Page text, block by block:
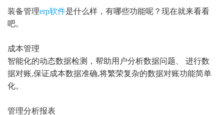
装备管理erp软件是什么样，有哪些功能呢？现在就来看看
吧。
成本管理
智能化的动态数据检测，帮助用户分析数据问题、 进行数
据对账,保证成本数据准确,将繁荣复杂的数据对账功能简单
化。
管理分析报表